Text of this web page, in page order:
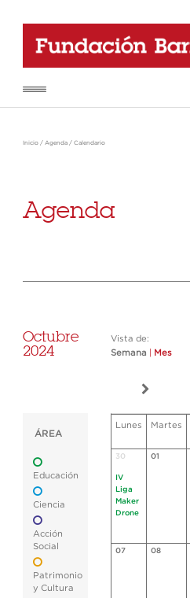
Inicio / Agenda / Calendario
Agenda
Octubre
2024
Vista de:
Semana
Mes
ÁREA
Educación
Ciencia
Acción
Social
Patrimonio
y Cultura
Lunes Martes
30
IV
Liga
Maker
Drone
01
07 08